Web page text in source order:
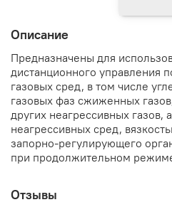
Описание
Предназначены для
дистанционного управления
газовых сред, в том числе
газовых фаз сжиженных
других неагрессивных газов,
неагрессивных сред,
запорно-регулирующего
при продолжительном
Отзывы